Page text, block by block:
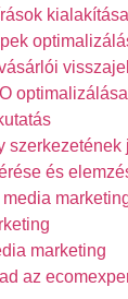
kialakítása
optimalizálása
szerkezetének
és
marketing
az